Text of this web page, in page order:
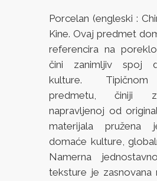
Porcelan (engleski :
Kine. Ovaj predmet
referencira na
čini zanimljiv spoj
kulture. Tipičnom
predmetu, činiji
napravljenoj od
materijala pružena
domaće kulture,
Namerna
teksture je zasnovana